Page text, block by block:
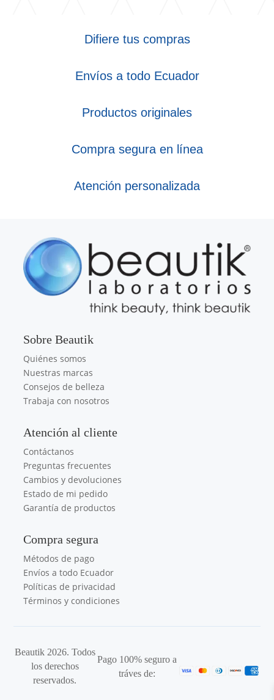
Difiere tus compras
Envíos a todo Ecuador
Productos originales
Compra segura en línea
Atención personalizada
Sobre Beautik
Quiénes somos
Nuestras marcas
Consejos de belleza
Trabaja con nosotros
Atención al cliente
Contáctanos
Preguntas frecuentes
Cambios y devoluciones
Estado de mi pedido
Garantía de productos
Compra segura
Métodos de pago
Envíos a todo Ecuador
Políticas de privacidad
Términos y condiciones
Beautik 2026. Todos
los derechos
reservados.
Pago 100% seguro a
tráves de: